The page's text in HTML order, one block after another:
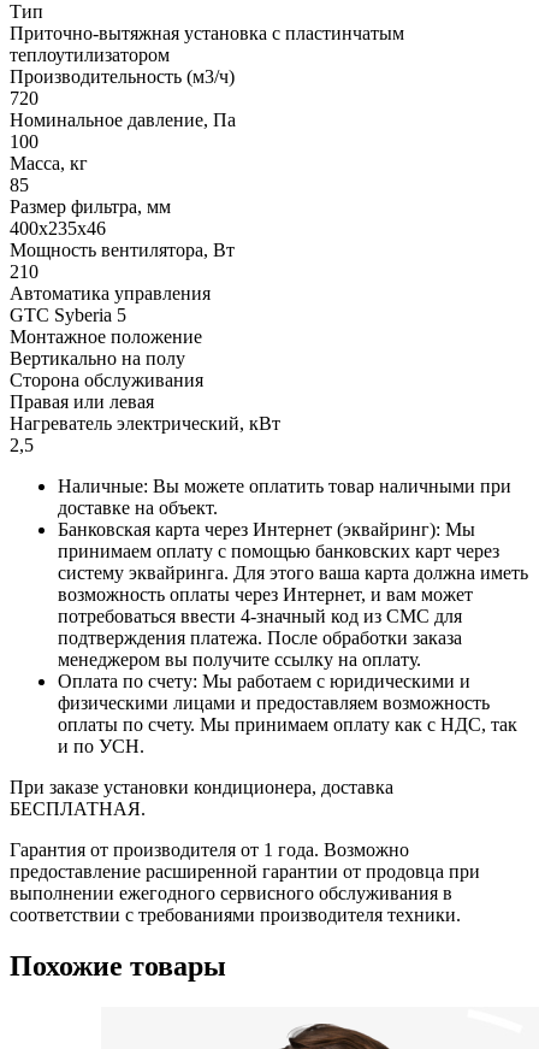
Тип
Приточно-вытяжная установка с пластинчатым
теплоутилизатором
Производительность (м3/ч)
720
Номинальное давление, Па
100
Масса, кг
85
Размер фильтра, мм
400x235x46
Мощность вентилятора, Вт
210
Автоматика управления
GTC Syberia 5
Монтажное положение
Вертикально на полу
Сторона обслуживания
Правая или левая
Нагреватель электрический, кВт
2,5
Наличные: Вы можете оплатить товар наличными при
доставке на объект.
Банковская карта через Интернет (эквайринг): Мы
принимаем оплату с помощью банковских карт через
систему эквайринга. Для этого ваша карта должна иметь
возможность оплаты через Интернет, и вам может
потребоваться ввести 4-значный код из СМС для
подтверждения платежа. После обработки заказа
менеджером вы получите ссылку на оплату.
Оплата по счету: Мы работаем с юридическими и
физическими лицами и предоставляем возможность
оплаты по счету. Мы принимаем оплату как с НДС, так
и по УСН.
При заказе установки кондиционера, доставка
БЕСПЛАТНАЯ.
Гарантия от производителя от 1 года. Возможно
предоставление расширенной гарантии от продовца при
выполнении ежегодного сервисного обслуживания в
соответствии с требованиями производителя техники.
Похожие товары